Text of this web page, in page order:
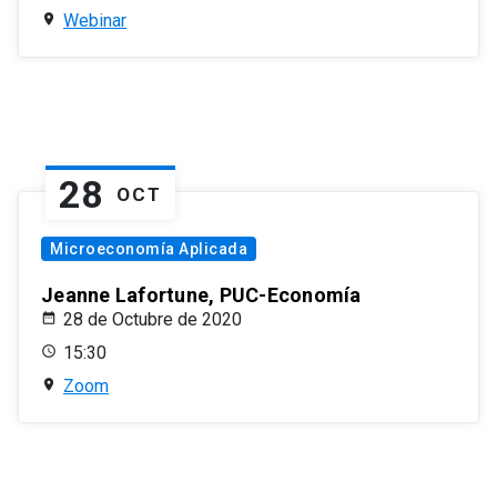
Webinar
28 OCT
Microeconomía Aplicada
Jeanne Lafortune, PUC-Economía
28 de Octubre de 2020
15:30
Zoom